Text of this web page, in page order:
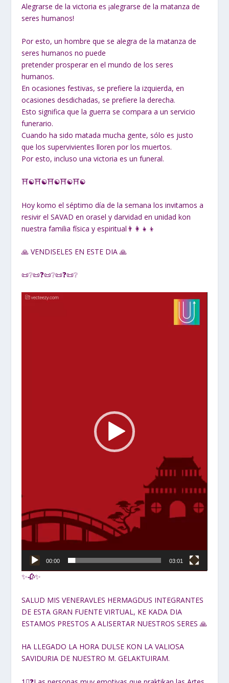
Alegrarse de la victoria es ¡alegrarse de la matanza de
seres humanos!
Por esto, un hombre que se alegra de la matanza de
seres humanos no puede
pretender prosperar en el mundo de los seres
humanos.
En ocasiones festivas, se prefiere la izquierda, en
ocasiones desdichadas, se prefiere la derecha.
Esto significa que la guerra se compara a un servicio
funerario.
Cuando ha sido matada mucha gente, sólo es justo
que los supervivientes lloren por los muertos.
Por esto, incluso una victoria es un funeral.
⛩☯⛩☯⛩☯⛩☯⛩☯
Hoy komo el séptimo día de la semana los invitamos a
resivir el SAVAD en orasel y darvidad en unidad kon
nuestra familia física y espiritual👨‍👩‍👧‍👦
🙏 VENDISELES EN ESTE DIA 🙏
📜❔📜❓📜❔📜❓📜❔
Reproductor
00:00 03:01
✨🥀✨
SALUD MIS VENERAVLES HERMAGDUS INTEGRANTES
DE ESTA GRAN FUENTE VIRTUAL, KE KADA DIA
ESTAMOS PRESTOS A ALISERTAR NUESTROS SERES 🙏
HA LLEGADO LA HORA DULSE KON LA VALIOSA
SAVIDURIA DE NUESTRO M. GELAKTUIRAM.